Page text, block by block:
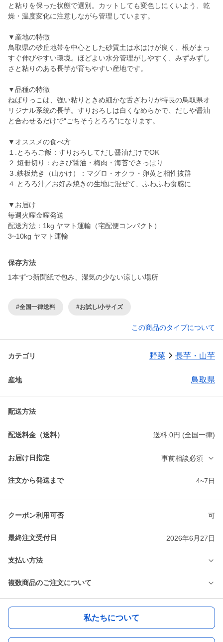
と粘りを保った状態で選別。カットしても変色しにくいよう、乾
燥・温度変化に注意しながら管理しています。
▼産地の特徴
鳥取県の砂丘地帯を中心とした砂質土は水はけが良く、根がまっ
すぐ伸びやすい環境。ほどよい水分管理がしやすく、みずみずし
さと粘りのある長芋が育ちやすい産地です。
▼品種の特徴
ねばりっこは、強い粘りときめ細かな舌ざわりが特長の鳥取県オ
リジナル系統の長芋。すりおろしは白くなめらかで、だしや醤油
と合わせるだけで“ごちそうとろろ”になります。
▼オススメの食べ方
１.とろろご飯：すりおろしてだし醤油だけでOK
２.短冊切り：わさび醤油・梅肉・海苔でさっぱり
３.鉄板焼き（山かけ）：マグロ・オクラ・卵黄と相性抜群
４.とろろ汁／お好み焼きの生地に混ぜて、ふわふわ食感に
▼お届け
毎週火曜金曜発送
配送方法：1kg ヤマト運輸（宅配便コンパクト）
3~10kg ヤマト運輸
保存方法
1本ずつ新聞紙で包み、湿気の少ない涼しい場所
#全国一律送料 #お試し/小サイズ
この商品のタイプについて
カテゴリ 野菜 長芋・山芋
産地 鳥取県
配送方法
配送料金（送料） 送料:0円 (全国一律)
お届け日指定 事前相談必須
注文から発送まで 4~7日
クーポン利用可否 可
最終注文受付日 2026年6月27日
支払い方法
複数商品のご注文について
私たちについて